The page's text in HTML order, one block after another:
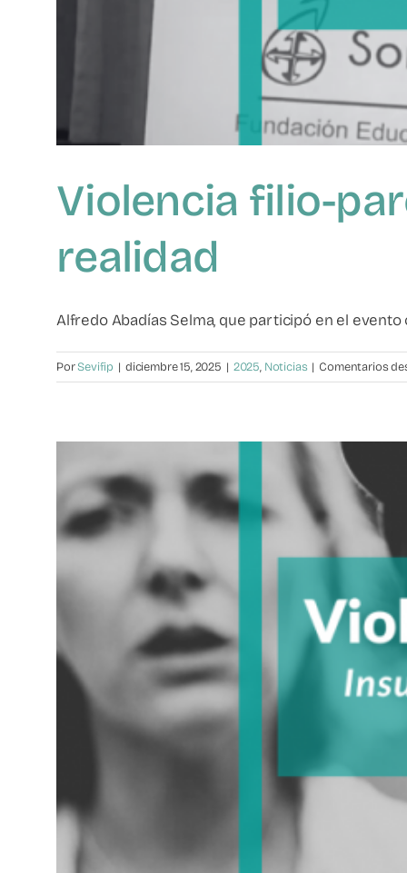
Violencia filio-
realidad
Alfredo Abadías Selma, que participó en el evento
PorSevifip | diciembre 15, 2025 | 2025, Noticias | Comentarios